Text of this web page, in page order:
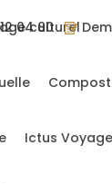
culturel
Ictus
04 80
> Voyage